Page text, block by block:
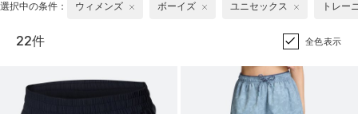
選択中の条件： ウィメンズ ボーイズ ユニセックス トレー
22件 全色表示